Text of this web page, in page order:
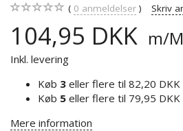
0 anmeldelser Skriv
104,95 DKK m/
Inkl. levering
Køb 3 eller flere til 82,20 DKK
Køb 5 eller flere til 79,95 DKK
Mere information